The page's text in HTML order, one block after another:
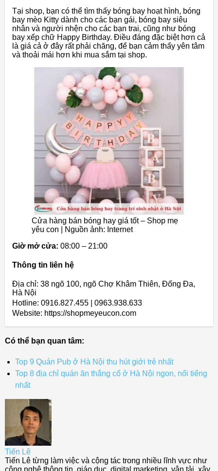
Tại shop, bạn có thể tìm thấy bóng bay hoạt hình, bóng
bay mèo Kitty dành cho các bạn gái, bóng bay siêu
nhân và người nhện cho các bạn trai, cũng như bóng
bay xếp chữ Happy Birthday. Điều đáng đặc biệt hơn cả
là giá cả ở đây rất phải chăng, để bạn cảm thấy yên tâm
và thoải mái hơn khi mua sắm tại shop.
Cửa hàng bán bóng hay giá tốt – Shop mẹ
yêu con | Nguồn ảnh: Internet
Giờ mở cửa: 08:00 – 21:00
Thông tin liên hệ
Địa chỉ: 38 ngõ 100, ngõ Chợ Khâm Thiên, Đống Đa,
Hà Nội
Hotline: 0916.827.455 | 0963.938.633
Website: https://shopmeyeucon.com
Có thể bạn quan tâm:
Top 9 Quán Pub ở Hà Nội thu hút giới trẻ nhất
Top 8 địa chỉ quán ăn thắng cố ở Hà Nội ngon, nổi tiếng
nhất
Tiến Lê
Tiến Lê từng làm việc và cộng tác trong nhiều lĩnh vực như
công nghệ thông tin, giáo dục, digital marketing, vận tải, xây